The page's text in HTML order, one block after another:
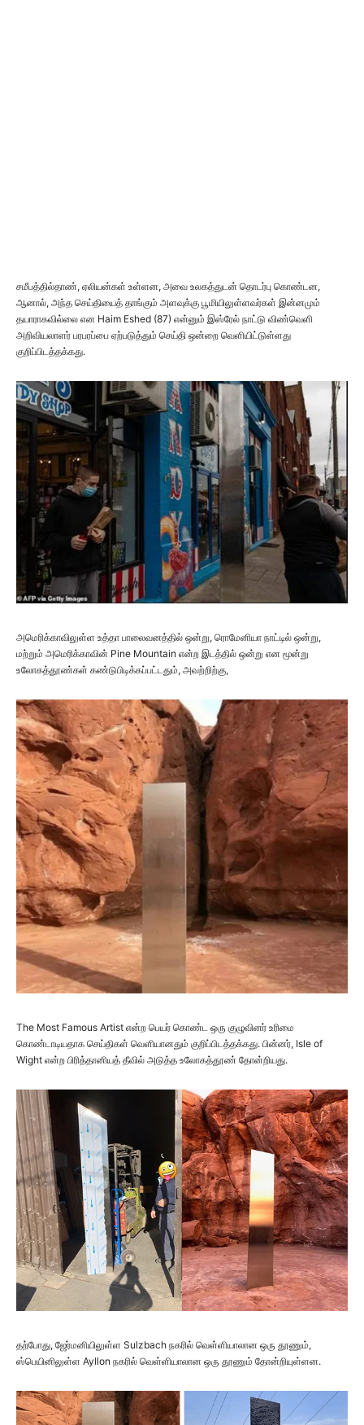
சமீபத்தில்தாண், ஏலியன்கள் உள்ளன, அவை உலகத்துடன் தொடர்பு கொண்டன,
ஆனால், அந்த செய்தியைத் தாங்கும் அளவுக்கு பூமியிலுள்ளவர்கள் இன்னமும்
தயாராகவில்லை என Haim Eshed (87) என்னும் இஸ்ரேல் நாட்டு விண்வெளி
அறிவியலாளர் பரபரப்பை ஏற்படுத்தும் செய்தி ஒன்றை வெளியிட்டுள்ளது
குறிப்பிடத்தக்கது.
அமெரிக்காவிலுள்ள உத்தா பாலைவனத்தில் ஒன்று, ரொமேனியா நாட்டில் ஒன்று,
மற்றும் அமெரிக்காவின் Pine Mountain என்ற இடத்தில் ஒன்று என மூன்று
உலோகத்தூண்கள் கண்டுபிடிக்கப்பட்டதும், அவற்றிற்கு,
The Most Famous Artist என்ற பெயர் கொண்ட ஒரு குழுவினர் உரிமை
கொண்டாடியதாக செய்திகள் வெளியானதும் குறிப்பிடத்தக்கது. பின்னர், Isle of
Wight என்ற பிரித்தானியத் தீவில் அடுத்த உலோகத்தூண் தோன்றியது.
தற்போது, ஜேர்மனியிலுள்ள Sulzbach நகரில் வெள்ளியாலான ஒரு தூணும்,
ஸ்பெயினிலுள்ள Ayllon நகரில் வெள்ளியாலான ஒரு தூணும் தோன்றியுள்ளன.